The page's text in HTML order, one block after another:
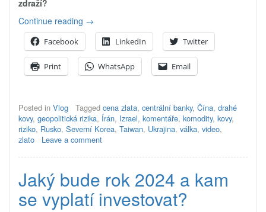
zdraží?
Continue reading „Zlato
je
nejdražší
v
historii!
A
zdraží…“
→
Facebook LinkedIn Twitter
Print WhatsApp Email
Posted in Vlog Tagged cena zlata, centrální banky, Čína, drahé
kovy, geopolitická rizika, Írán, Izrael, komentáře, komodity, kovy,
riziko, Rusko, Severní Korea, Taiwan, Ukrajina, válka, video,
zlato
Leave a comment
Jaký bude rok 2024 a kam
se vyplatí investovat?